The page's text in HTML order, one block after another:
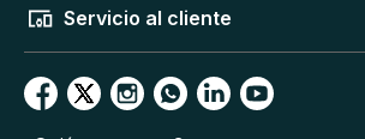
Servicio al cliente